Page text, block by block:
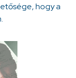
hogy a